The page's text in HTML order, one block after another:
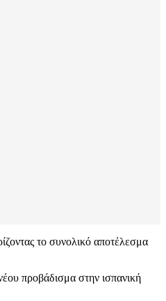
το συνολικό αποτέλεσμα
προβάδισμα στην ισπανική